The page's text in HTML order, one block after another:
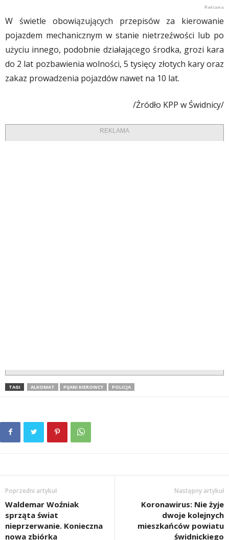
W świetle obowiązujących przepisów za kierowanie
pojazdem mechanicznym w stanie nietrzeźwości lub po
użyciu innego, podobnie działającego środka, grozi kara
do 2 lat pozbawienia wolności, 5 tysięcy złotych kary oraz
zakaz prowadzenia pojazdów nawet na 10 lat.
/Źródło KPP w Świdnicy/
REKLAMA
TAGI ALKOMAT PIJANI KIEROWCY POLICJA
Poprzedni artykuł
Waldemar Woźniak
sprząta świat
nieprzerwanie. Konieczna
nowa zbiórka
Następny artykuł
Koronawirus: Nie żyje
dwoje kolejnych
mieszkańców powiatu
świdnickiego